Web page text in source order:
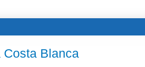
Costa Blanca